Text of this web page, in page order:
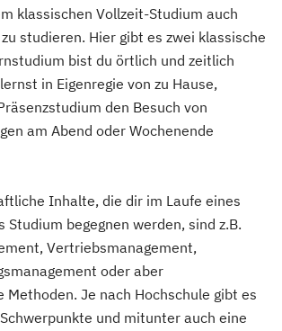
klassischen Vollzeit-Studium auch
studieren. Hier gibt es zwei klassische
bist du örtlich und zeitlich
in Eigenregie von zu Hause,
den Besuch von
am Abend oder Wochenende
Inhalte, die dir im Laufe eines
Studium begegnen werden, sind z.B.
Vertriebsmanagement,
oder aber
Methoden. Je nach Hochschule gibt es
und mitunter auch eine